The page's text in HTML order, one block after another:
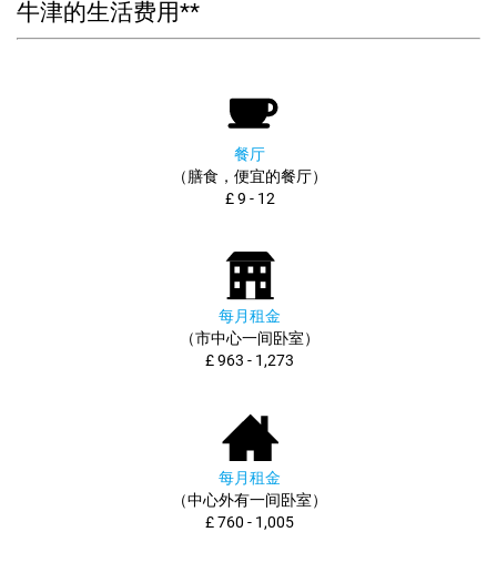
牛津的生活费用**
餐厅
（膳食，便宜的餐厅）
£ 9 - 12
每月租金
（市中心一间卧室）
£ 963 - 1,273
每月租金
（中心外有一间卧室）
£ 760 - 1,005